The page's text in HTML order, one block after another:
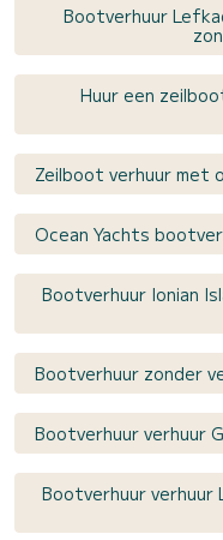
Bootverhuur
Huur een
Zeilboot verhuur met
Ocean Yachts
Bootverhuur Ionian
Bootverhuur zonder
Bootverhuur verhuur
Bootverhuur verhuur